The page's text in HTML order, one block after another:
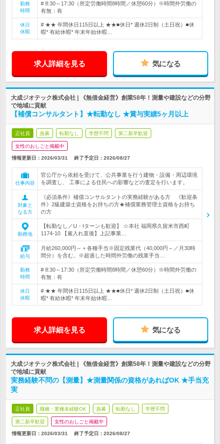
勤務
時間
# 8:30～17:30（所定労働時間8時間／休憩60分）※時間外労働の
有無：有
休日
休暇
# ★★ 年間休日115日以上 ★★■休日* 週休2日制（土日祝）■休
暇* 有給休暇* 年末年始休暇…
求人詳細を見る 気になる
大成ジオテック株式会社 | 《無借金経営》創業58年！測量や建設などの分野
で地域に貢献
【補償コンサルタント】★転勤なし ★賞与実績5ヶ月以上
正社員 急募 転勤なし 学歴不問 第二新卒歓迎
女性のおしごと掲載中
情報更新日：2026/03/31 終了予定日： 2026/08/27
仕事内容
官公庁から依頼を受けて、公共事業を行う建物・設備・周辺環境
を調査し、 工事による住民への影響などの査定を行います。
対象と
なる方
《必須条件》補償コンサルタントの実務経験がある方 《歓迎条
件》2級建築士資格をお持ちの方★補償業務管理士資格をお持ち
の方
勤務地
【転勤なし／U・Iターンも歓迎】 ☆本社 福岡県久留米市西町
1174-10 【雇入れ直後】上記事業…
給与
月給260,000円～＋各種手当※固定残業代（40,000円～／月30時
間分）を含む。※超過した時間外労働の残業手当…
勤務
時間
# 8:30～17:30（所定労働時間8時間／休憩60分）※時間外労働の
有無：有
休日
休暇
# ★★ 年間休日115日以上 ★★■休日* 週休2日制（土日祝）■休
暇* 有給休暇* 年末年始休暇…
求人詳細を見る 気になる
大成ジオテック株式会社 | 《無借金経営》創業58年！測量や建設などの分野
で地域に貢献
実務経験不問の【測量】★測量関係の資格があればOK ★手当充
実
正社員 職種・業種未経験OK 急募 転勤なし 学歴不問
第二新卒歓迎 女性のおしごと掲載中
情報更新日：2026/03/31 終了予定日： 2026/08/27